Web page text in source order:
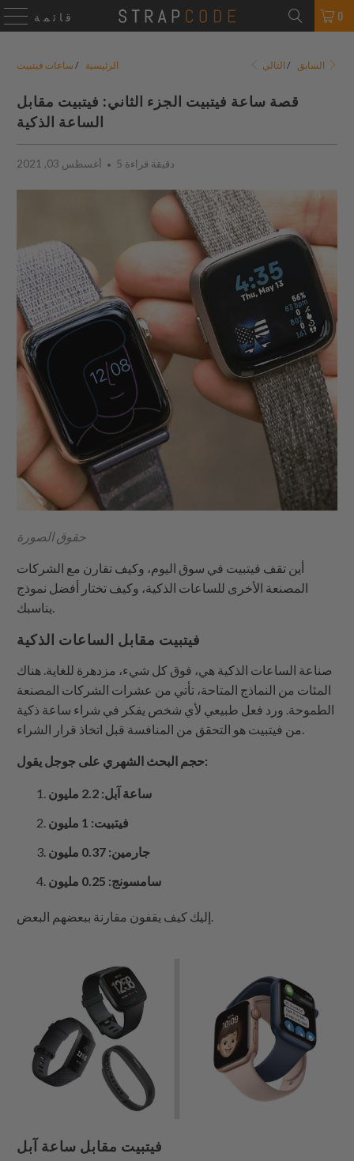
قائمة 0
الرئيسية / ساعات فيتبيت السابق /
قصة ساعة فيتبيت الجزء الثاني: فيتبيت مقابل
الساعة الذكية
أغسطس 03, 2021 5 دقيقة قراءة
حقوق الصورة
أين تقف فيتبيت في سوق اليوم، وكيف تقارن مع الشركات
المصنعة الأخرى للساعات الذكية، وكيف تختار أفضل نموذج
فيتبيت مقابل الساعات الذكية
صناعة الساعات الذكية هي، فوق كل شيء، مزدهرة للغاية. هناك
المئات من النماذج المتاحة، تأتي من عشرات الشركات المصنعة
الطموحة. ورد فعل طبيعي لأي شخص يفكر في شراء ساعة ذكية
حجم البحث الشهري على جوجل يقول:
ساعة آبل: 2.2 مليون
فيتبيت: 1 مليون
جارمين: 0.37 مليون
سامسونج: 0.25 مليون
فيتبيت مقابل ساعة آبل